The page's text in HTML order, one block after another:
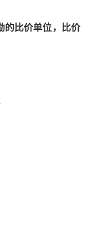
的比价单位，比价